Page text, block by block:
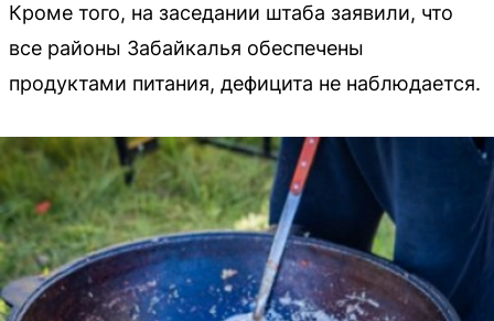
Кроме того, на заседании штаба заявили, что
все районы Забайкалья обеспечены
продуктами питания, дефицита не наблюдается.